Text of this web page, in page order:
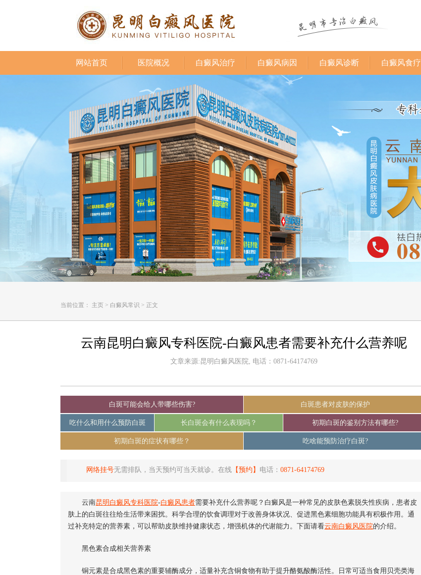
网站首页 医院概况 白癜风治疗 白癜风病因 白癜风诊断 白癜风食疗
当前位置： 主页 > 白癜风常识 > 正文
云南昆明白癜风专科医院-白癜风患者需要补充什么营养呢
文章来源:昆明白癜风医院, 电话：0871-64174769
白斑可能会给人带哪些伤害? 白斑患者对皮肤的保护
吃什么和用什么预防白斑 长白斑会有什么表现吗？ 初期白斑的鉴别方法有哪些?
初期白斑的症状有哪些？ 吃啥能预防治疗白斑?
网络挂号无需排队，当天预约可当天就诊。在线 【预约】 电话： 0871-64174769
云南昆明白癜风专科医院-白癜风患者需要补充什么营养呢？白癜风是一种常见的皮肤色素脱失性疾病，患者皮
肤上的白斑往往给生活带来困扰。科学合理的饮食调理对于改善身体状况、促进黑色素细胞功能具有积极作用。通
过补充特定的营养素，可以帮助皮肤维持健康状态，增强机体的代谢能力。下面请看云南白癜风医院的介绍。
黑色素合成相关营养素
铜元素是合成黑色素的重要辅酶成分，适量补充含铜食物有助于提升酪氨酸酶活性。日常可适当食用贝壳类海